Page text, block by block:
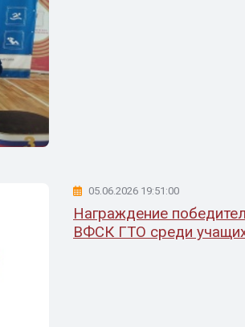
05.06.2026 19:51:00
Награждение
ВФСК ГТО среди